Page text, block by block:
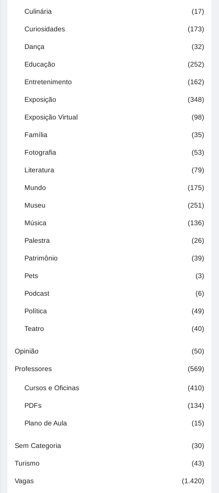
Culinária (17)
Curiosidades (173)
Dança (32)
Educação (252)
Entretenimento (162)
Exposição (348)
Exposição Virtual (98)
Família (35)
Fotografia (53)
Literatura (79)
Mundo (175)
Museu (251)
Música (136)
Palestra (26)
Patrimônio (39)
Pets (3)
Podcast (6)
Política (49)
Teatro (40)
Opinião (50)
Professores (569)
Cursos e Oficinas (410)
PDFs (134)
Plano de Aula (15)
Sem Categoria (30)
Turismo (43)
Vagas (1.420)